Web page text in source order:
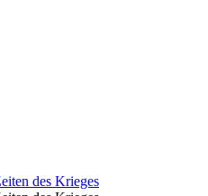
des Krieges